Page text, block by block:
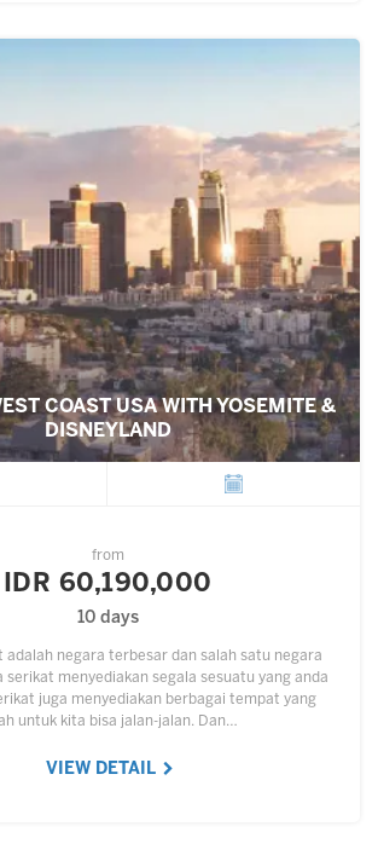
COAST USA WITH YOSEMITE &
DISNEYLAND
from
IDR 60,190,000
10 days
adalah negara terbesar dan salah satu negara
serikat menyediakan segala sesuatu yang anda
juga menyediakan berbagai tempat yang
untuk kita bisa jalan-jalan. Dan…
VIEW DETAIL